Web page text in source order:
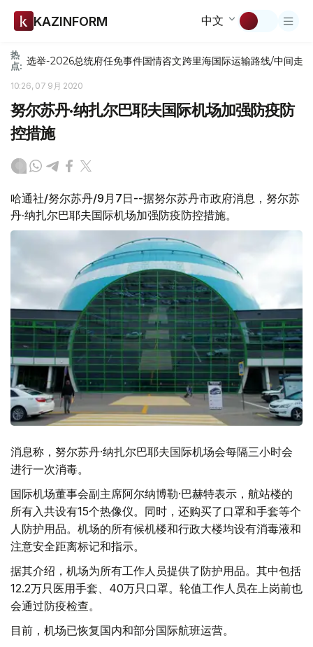
KAZINFORM 中文
热
点: 选举-2026总统府任免事件国情咨文跨里海国际运输路线/中间走廊
10:26, 07 9月 2020
努尔苏丹·纳扎尔巴耶夫国际机场加强防疫防
控措施
哈通社/努尔苏丹/9月7日--据努尔苏丹市政府消息，努尔苏
丹·纳扎尔巴耶夫国际机场加强防疫防控措施。
消息称，努尔苏丹·纳扎尔巴耶夫国际机场会每隔三小时会
进行一次消毒。
国际机场董事会副主席阿尔纳博勒·巴赫特表示，航站楼的
所有入共设有15个热像仪。同时，还购买了口罩和手套等个
人防护用品。机场的所有候机楼和行政大楼均设有消毒液和
注意安全距离标记和指示。
据其介绍，机场为所有工作人员提供了防护用品。其中包括
12.2万只医用手套、40万只口罩。轮值工作人员在上岗前也
会通过防疫检查。
目前，机场已恢复国内和部分国际航班运营。